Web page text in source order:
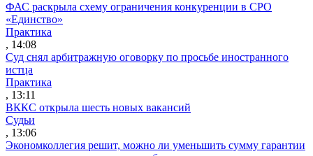
ФАС раскрыла схему ограничения конкуренции в СРО
«Единство»
Практика
, 14:08
Суд снял арбитражную оговорку по просьбе иностранного
истца
Практика
, 13:11
ВККС открыла шесть новых вакансий
Судьи
, 13:06
Экономколлегия решит, можно ли уменьшить сумму гарантии